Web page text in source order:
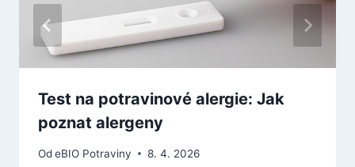
Test na potravinové alergie: Jak
poznat alergeny
OdeBIO Potraviny 8. 4. 2026